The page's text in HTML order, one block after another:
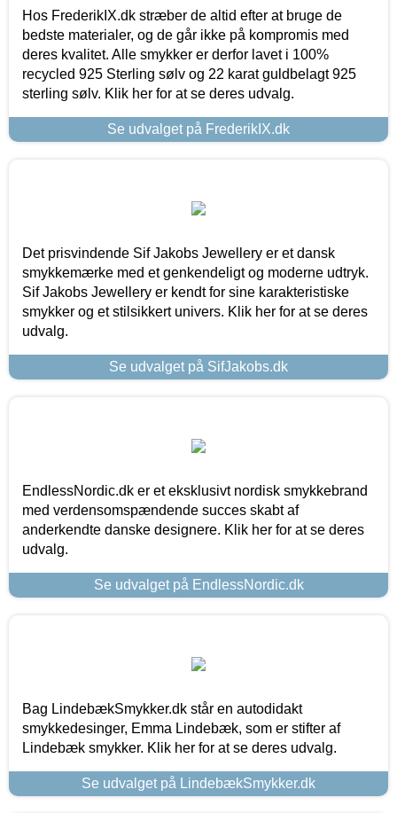
Hos FrederikIX.dk stræber de altid efter at bruge de
bedste materialer, og de går ikke på kompromis med
deres kvalitet. Alle smykker er derfor lavet i 100%
recycled 925 Sterling sølv og 22 karat guldbelagt 925
sterling sølv. Klik her for at se deres udvalg.
Se udvalget på FrederikIX.dk
Det prisvindende Sif Jakobs Jewellery er et dansk
smykkemærke med et genkendeligt og moderne udtryk.
Sif Jakobs Jewellery er kendt for sine karakteristiske
smykker og et stilsikkert univers. Klik her for at se deres
udvalg.
Se udvalget på SifJakobs.dk
EndlessNordic.dk er et eksklusivt nordisk smykkebrand
med verdensomspændende succes skabt af
anderkendte danske designere. Klik her for at se deres
udvalg.
Se udvalget på EndlessNordic.dk
Bag LindebækSmykker.dk står en autodidakt
smykkedesinger, Emma Lindebæk, som er stifter af
Lindebæk smykker. Klik her for at se deres udvalg.
Se udvalget på LindebækSmykker.dk